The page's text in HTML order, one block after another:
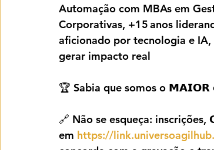
Automação com MBAs em
Corporativas, +15 anos
aficionado por tecnologia e
gerar impacto real
🏆 Sabia que somos o
🔗 Não se esqueça:
em https://